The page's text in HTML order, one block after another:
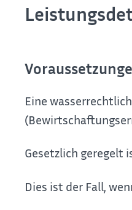
Eine
Gesetzlich geregelt
Dies ist der Fall,